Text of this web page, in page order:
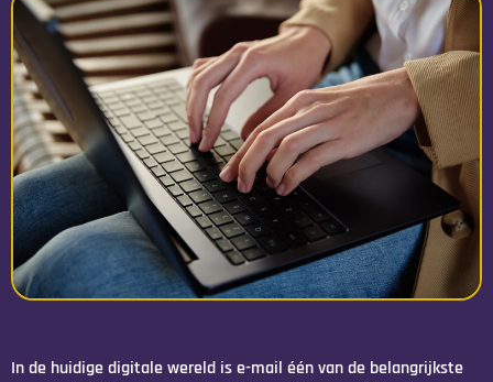
In de huidige digitale wereld is e-mail één van de belangrijkste